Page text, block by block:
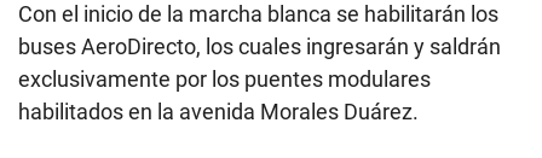
Con el inicio de la marcha blanca se habilitarán los
buses AeroDirecto, los cuales ingresarán y saldrán
exclusivamente por los puentes modulares
habilitados en la avenida Morales Duárez.